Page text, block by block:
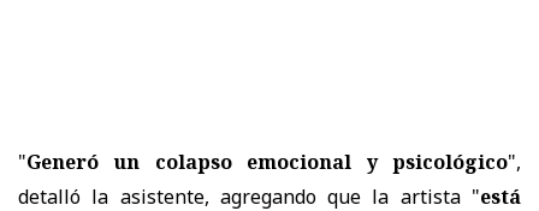
"Generó un colapso emocional y psicológico",
detalló la asistente, agregando que la artista "está